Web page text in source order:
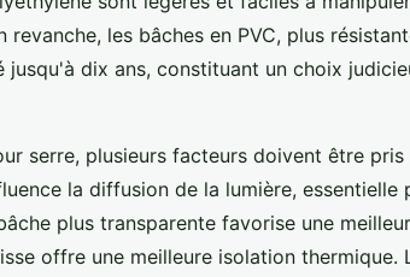
les bâches en PVC, plus
dix ans, constituant un choix
serre, plusieurs facteurs doivent être pris
la diffusion de la lumière, essentielle
plus transparente favorise une
offre une meilleure isolation thermique.